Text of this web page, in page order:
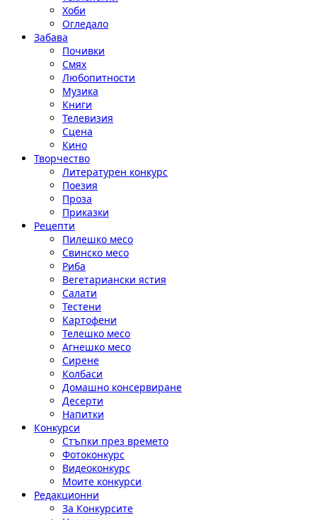
Хоби
Огледало
Забава
Почивки
Смях
Любопитности
Музика
Книги
Телевизия
Сцена
Кино
Творчество
Литературен конкурс
Поезия
Проза
Приказки
Рецепти
Пилешко месо
Свинско месо
Риба
Вегетариански ястия
Салати
Тестени
Картофени
Телешко месо
Агнешко месо
Сирене
Колбаси
Домашно консервиране
Десерти
Напитки
Конкурси
Стъпки през времето
Фотоконкурс
Видеоконкурс
Моите конкурси
Редакционни
За Конкурсите